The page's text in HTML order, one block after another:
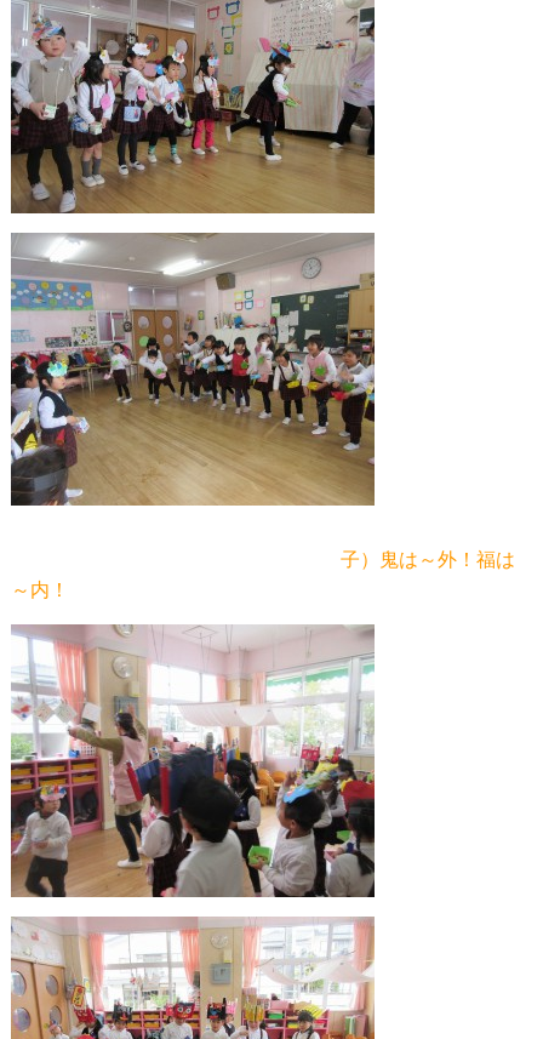
子）鬼は～外！福は
～内！